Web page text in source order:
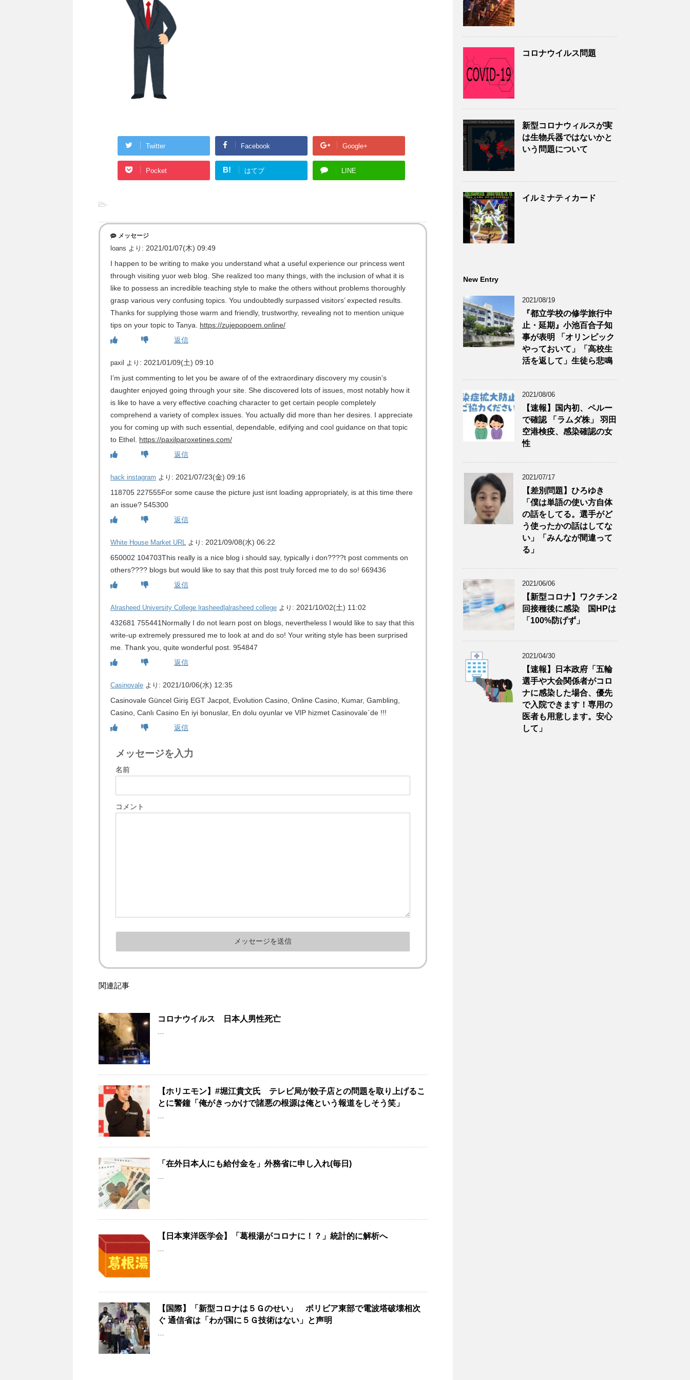
Twitter Facebook Google+
Pocket B! はてブ LINE
-
メッセージ
loans より: 2021/01/07(木) 09:49
I happen to be writing to make you understand what a useful experience our princess went
through visiting yuor web blog. She realized too many things, with the inclusion of what it is
like to possess an incredible teaching style to make the others without problems thoroughly
grasp various very confusing topics. You undoubtedly surpassed visitors’ expected results.
Thanks for supplying those warm and friendly, trustworthy, revealing not to mention unique
tips on your topic to Tanya. https://zujepopoem.online/
返信
paxil より: 2021/01/09(土) 09:10
I’m just commenting to let you be aware of of the extraordinary discovery my cousin’s
daughter enjoyed going through your site. She discovered lots of issues, most notably how it
is like to have a very effective coaching character to get certain people completely
comprehend a variety of complex issues. You actually did more than her desires. I appreciate
you for coming up with such essential, dependable, edifying and cool guidance on that topic
to Ethel. https://paxilparoxetines.com/
返信
hack instagram より: 2021/07/23(金) 09:16
118705 227555For some cause the picture just isnt loading appropriately, is at this time there
an issue? 545300
返信
White House Market URL より: 2021/09/08(水) 06:22
650002 104703This really is a nice blog i should say, typically i don????t post comments on
others???? blogs but would like to say that this post truly forced me to do so! 669436
返信
Alrasheed University College |rasheed|alrasheed college より: 2021/10/02(土) 11:02
432681 755441Normally I do not learn post on blogs, nevertheless I would like to say that this
write-up extremely pressured me to look at and do so! Your writing style has been surprised
me. Thank you, quite wonderful post. 954847
返信
Casinovale より: 2021/10/06(水) 12:35
Casinovale Güncel Giriş EGT Jacpot, Evolution Casino, Online Casino, Kumar, Gambling,
Casino, Canlı Casino En iyi bonuslar, En dolu oyunlar ve VIP hizmet Casinovale`de !!!
返信
メッセージを入力
名前
コメント
関連記事
コロナウイルス 日本人男性死亡
…
【ホリエモン】#堀江貴文氏 テレビ局が餃子店との問題を取り上げるこ
とに警鐘「俺がきっかけで諸悪の根源は俺という報道をしそう笑」
…
「在外日本人にも給付金を」外務省に申し入れ(毎日)
…
【日本東洋医学会】「葛根湯がコロナに！？」統計的に解析へ
…
【国際】「新型コロナは５Ｇのせい」 ボリビア東部で電波塔破壊相次
ぐ 通信省は「わが国に５Ｇ技術はない」と声明
…
コロナウイルス問題
新型コロナウィルスが実
は生物兵器ではないかと
いう問題について
イルミナティカード
New Entry
2021/08/19
『都立学校の修学旅行中
止・延期』小池百合子知
事が表明 「オリンピック
やっておいて」「高校生
活を返して」生徒ら悲鳴
2021/08/06
【速報】国内初、ペルー
で確認 「ラムダ株」 羽田
空港検疫、感染確認の女
性
2021/07/17
【差別問題】ひろゆき
「僕は単語の使い方自体
の話をしてる。選手がど
う使ったかの話はしてな
い」「みんなが間違って
る」
2021/06/06
【新型コロナ】ワクチン2
回接種後に感染 国HPは
「100%防げず」
2021/04/30
【速報】日本政府「五輪
選手や大会関係者がコロ
ナに感染した場合、優先
で入院できます！専用の
医者も用意します。安心
して」